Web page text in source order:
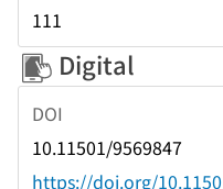
111
Digital
DOI
10.11501/9569847
https://doi.org/